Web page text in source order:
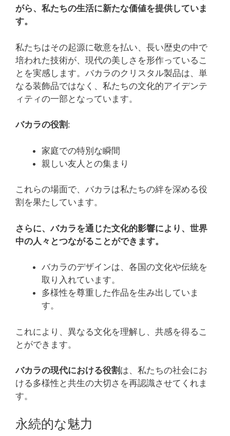
がら、私たちの生活に新たな価値を提供していま
す。
私たちはその起源に敬意を払い、長い歴史の中で
培われた技術が、現代の美しさを形作っているこ
とを実感します。バカラのクリスタル製品は、単
なる装飾品ではなく、私たちの文化的アイデンテ
ィティの一部となっています。
バカラの役割 :
家庭での特別な瞬間
親しい友人との集まり
これらの場面で、バカラは私たちの絆を深める役
割を果たしています。
さらに、バカラを通じた文化的影響により、世界
中の人々とつながることができます。
バカラのデザインは、各国の文化や伝統を
取り入れています。
多様性を尊重した作品を生み出していま
す。
これにより、異なる文化を理解し、共感を得るこ
とができます。
バカラの現代における役割 は、私たちの社会にお
ける多様性と共生の大切さを再認識させてくれま
す。
永続的な魅力